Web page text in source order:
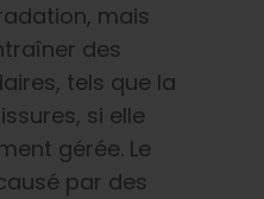
mais
des
tels que la
si elle
gérée. Le
par des